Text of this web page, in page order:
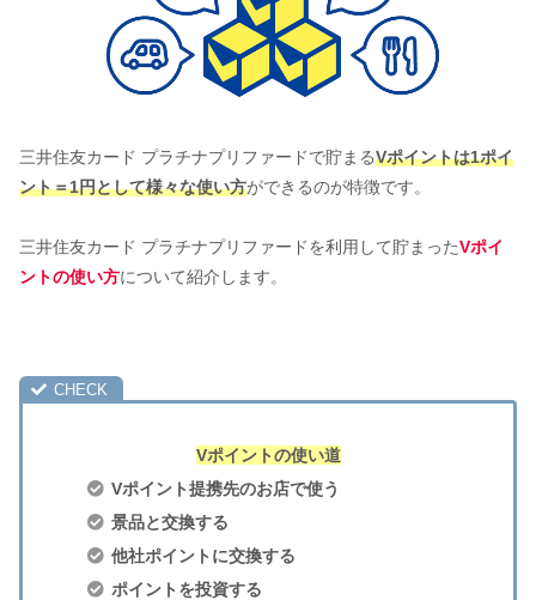
三井住友カード プラチナプリファードで貯まるVポイントは1ポイ
ント＝1円として様々な使い方ができるのが特徴です。
三井住友カード プラチナプリファードを利用して貯まったVポイ
ントの使い方について紹介します。
Vポイントの使い道
Vポイント提携先のお店で使う
景品と交換する
他社ポイントに交換する
ポイントを投資する